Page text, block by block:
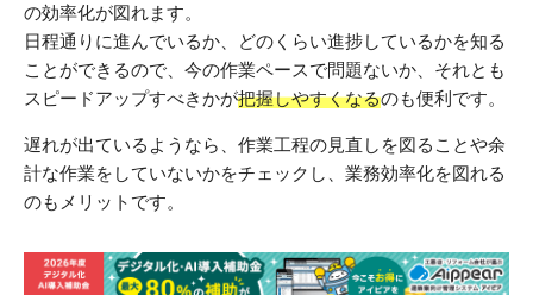
の効率化が図れます。
日程通りに進んでいるか、どのくらい進捗しているかを知る
ことができるので、今の作業ペースで問題ないか、それとも
スピードアップすべきかが把握しやすくなるのも便利です。
遅れが出ているようなら、作業工程の見直しを図ることや余
計な作業をしていないかをチェックし、業務効率化を図れる
のもメリットです。